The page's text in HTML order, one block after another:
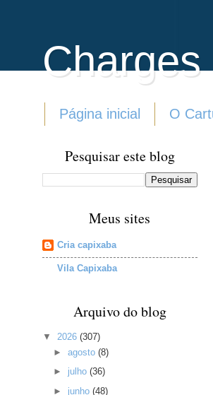
Charges
Página inicial O
Pesquisar este blog
Meus sites
Cria capixaba
Vila Capixaba
Arquivo do blog
▼ 2026 (307)
►agosto(8)
► julho(36)
► junho(48)